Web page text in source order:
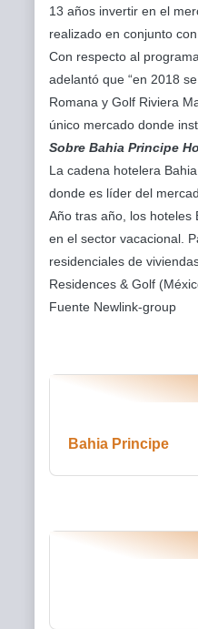
13 años invertir en el
realizado en conjunto
Con respecto al
adelantó que “en 2018
Romana y Golf Riviera
único mercado donde
Sobre Bahia Principe
La cadena hotelera
donde es líder del
Año tras año, los hoteles
en el sector vacacional.
residenciales de
Residences & Golf
Fuente Newlink-group
Bahia Principe